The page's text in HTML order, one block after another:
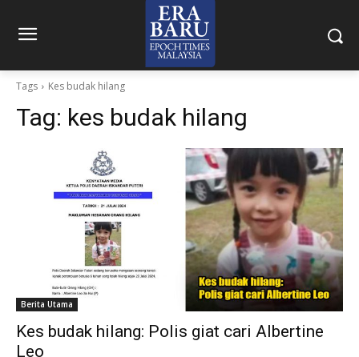
Tags Kes budak hilang
Tag: kes budak hilang
Berita Utama
Kes budak hilang: Polis giat cari Albertine
Leo